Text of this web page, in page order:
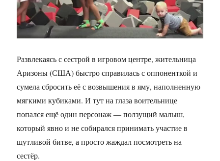
Развлекаясь с сестрой в игровом центре, жительница
Аризоны (США) быстро справилась с оппоненткой и
сумела сбросить её с возвышения в яму, наполненную
мягкими кубиками. И тут на глаза воительнице
попался ещё один персонаж — ползущий малыш,
который явно и не собирался принимать участие в
шутливой битве, а просто жаждал посмотреть на
сестёр.